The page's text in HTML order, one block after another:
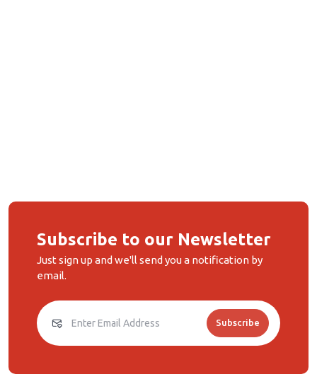
Subscribe to our Newsletter
Just sign up and we'll send you a notification by
email.
Subscribe